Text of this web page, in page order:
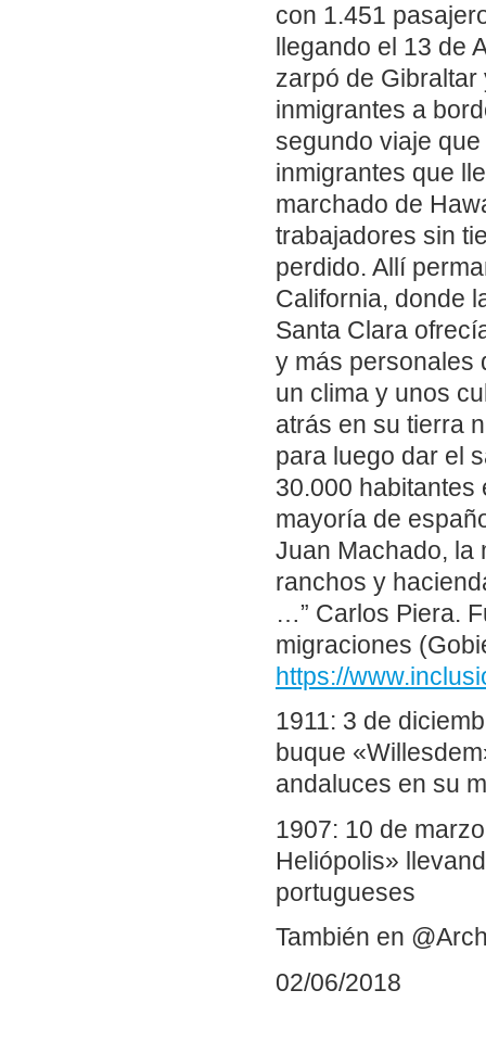
con 1.451
llegando el 13 de
zarpó de
inmigrantes a
segundo viaje
inmigrantes que
marchado de
trabajadores sin
perdido. Allí
California, donde
Santa Clara
y más personales
un clima y unos
atrás en su tierra
para luego dar el
30.000
mayoría de
Juan Machado, la
ranchos y
…” Carlos Piera.
migraciones
https://
1911: 3 de
buque
andaluces en su
1907: 10 de
Heliópolis»
portugueses
También en
02/06/2018